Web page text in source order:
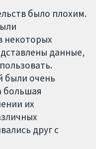
было плохим.
некоторых
данные,
были очень
большая
их
друг с